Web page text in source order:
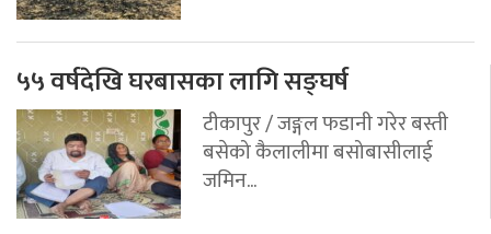
५५ वर्षदेखि घरबासका लागि सङ्घर्ष
टीकापुर / जङ्गल फडानी गरेर बस्ती
बसेको कैलालीमा बसोबासीलाई
जमिन...